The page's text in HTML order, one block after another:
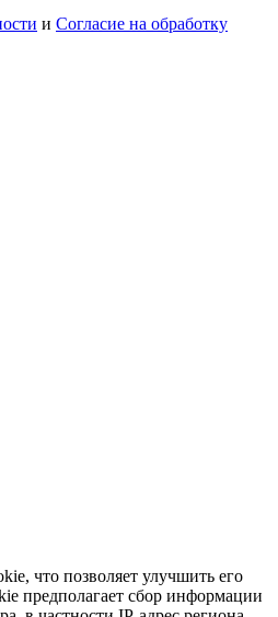
и Согласие на обработку
что позволяет улучшить его
предполагает сбор информации